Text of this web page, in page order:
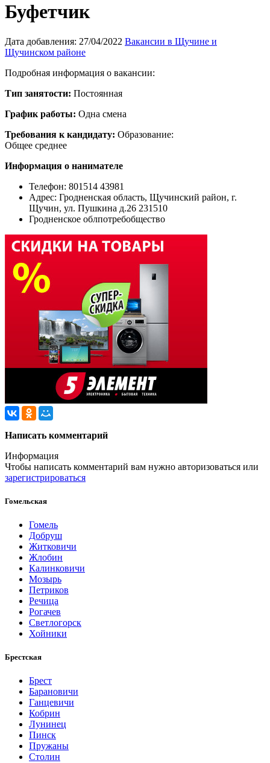
Буфетчик
Дата добавления: 27/04/2022 Вакансии в Щучине и
Щучинском районе
Подробная информация о вакансии:
Тип занятости: Постоянная
График работы: Одна смена
Требования к кандидату: Образование:
Общее среднее
Информация о нанимателе
Телефон: 801514 43981
Адрес: Гродненская область, Щучинский район, г.
Щучин, ул. Пушкина д.26 231510
Гродненское облпотребобщество
Написать комментарий
Информация
Чтобы написать комментарий вам нужно авторизоваться или
зарегистрироваться
Гомельская
Гомель
Добруш
Житковичи
Жлобин
Калинковичи
Мозырь
Петриков
Речица
Рогачев
Светлогорск
Хойники
Брестская
Брест
Барановичи
Ганцевичи
Кобрин
Лунинец
Пинск
Пружаны
Столин